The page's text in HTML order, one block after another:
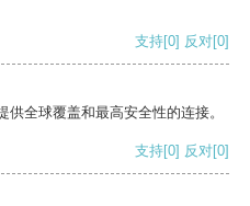
支持[0] 反对[0]
全球覆盖和最高安全性的连接。
支持[0] 反对[0]